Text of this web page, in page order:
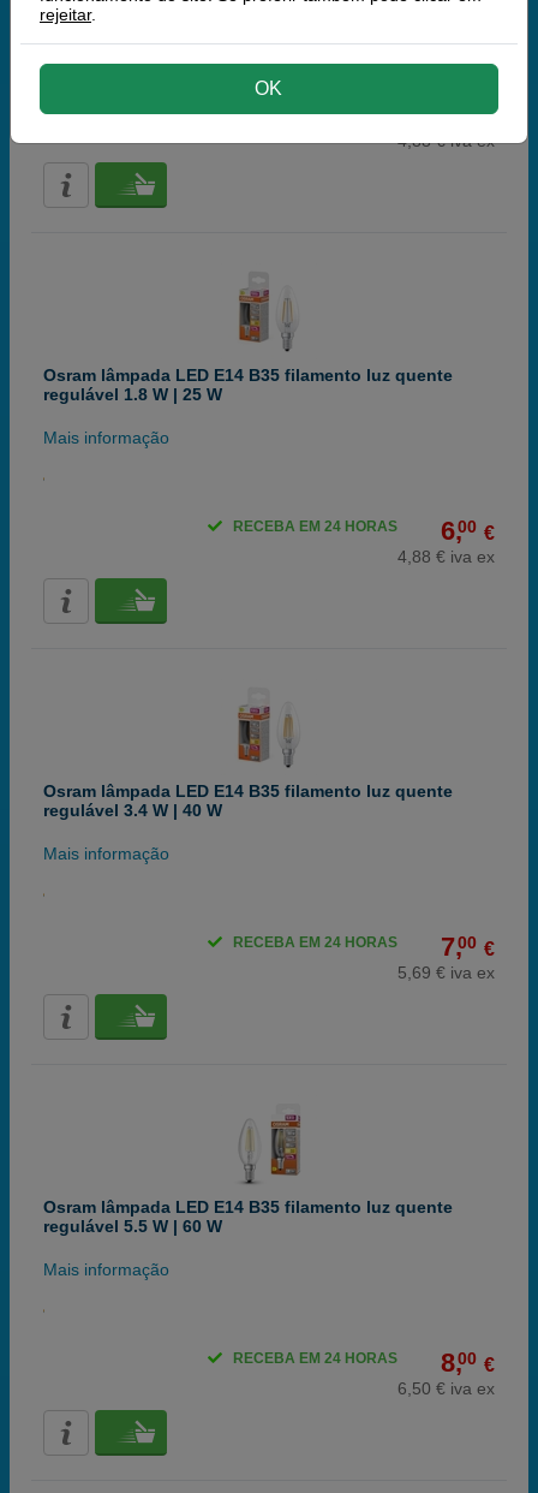
Mais informação
6,00 €
4,88 € iva ex
RECEBA EM 24 HORAS
Osram lâmpada LED E14 B35 filamento luz quente
regulável 1.8 W | 25 W
Mais informação
6,00 €
4,88 € iva ex
RECEBA EM 24 HORAS
Osram lâmpada LED E14 B35 filamento luz quente
regulável 3.4 W | 40 W
Mais informação
7,00 €
5,69 € iva ex
RECEBA EM 24 HORAS
Osram lâmpada LED E14 B35 filamento luz quente
regulável 5.5 W | 60 W
Mais informação
8,00 €
6,50 € iva ex
RECEBA EM 24 HORAS
rejeitar.
OK